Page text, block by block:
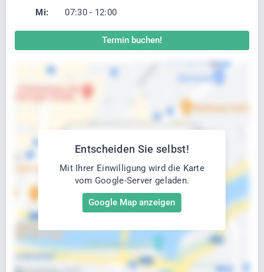
Mi:
07:30 - 12:00
Termin buchen!
Entscheiden Sie selbst!
Mit Ihrer Einwilligung wird die Karte
vom Google-Server geladen.
Google Map anzeigen